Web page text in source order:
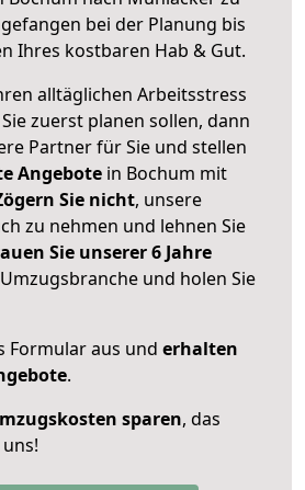
bei der Planung bis
Ihres kostbaren Hab & Gut.
alltäglichen Arbeitsstress
zuerst planen sollen, dann
Partner für Sie und stellen
Angebote in Bochum mit
Sie nicht, unsere
zu nehmen und lehnen Sie
Sie unserer 6 Jahre
und holen Sie
Formular aus und erhalten
.
sparen, das